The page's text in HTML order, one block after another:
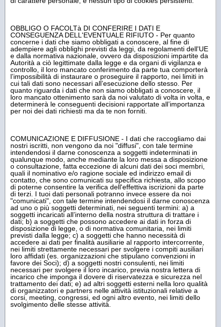
OBBLIGO O FACOLTà DI CONFERIRE I DATI E
CONSEGUENZA DELL'EVENTUALE RIFIUTO - Per quanto
concerne i dati che siamo obbligati a conoscere, al fine di
adempiere agli obblighi previsti da leggi, da regolamenti dell'UE
e dalla normativa nazionale, ovvero da disposizioni impartite da
Autorità a ciò legittimate dalla legge e da organi di vigilanza e
controllo, il loro mancato conferimento da parte tua comporterà
l’impossibilità di instaurare o proseguire il rapporto, nei limiti in
cui tali dati sono necessari all’esecuzione dello stesso. Per
quanto riguarda i dati che non siamo obbligati a conoscere, il
loro mancato ottenimento sarà da noi valutato di volta in volta, e
determinerà le conseguenti decisioni rapportate all’importanza
per noi dei dati richiesti ma da te non forniti.
COMUNICAZIONE E DIFFUSIONE - I dati che raccogliamo dai
nostri iscritti, non vengono da noi "diffusi", con tale termine
intendendosi il darne conoscenza a soggetti indeterminati in
qualunque modo, anche mediante la loro messa a disposizione
o consultazione, fatta eccezione di alcuni dati dei soci membri,
quali il nominativo e/o ragione sociale ed indirizzo email di
contatto, che sono comunicati su specifica richiesta, allo scopo
di poterne consentire la verifica dell'effettiva iscrizioni da parte
di terzi. I tuoi dati personali potranno invece essere da noi
"comunicati", con tale termine intendendosi il darne conoscenza
ad uno o più soggetti determinati, nei seguenti termini: a) a
soggetti incaricati all’interno della nostra struttura di trattare i
dati; b) a soggetti che possono accedere ai dati in forza di
disposizione di legge, o di normativa comunitaria, nei limiti
previsti dalla legge; c) a soggetti che hanno necessità di
accedere ai dati per finalità ausiliarie al rapporto intercorrente,
nei limiti strettamente necessari per svolgere i compiti ausiliari
loro affidati (es. organizzazioni che stipulano convenzioni in
favore dei Soci); d) a soggetti nostri consulenti, nei limiti
necessari per svolgere il loro incarico, previa nostra lettera di
incarico che imponga il dovere di riservatezza e sicurezza nel
trattamento dei dati; e) ad altri soggetti esterni nella loro qualità
di organizzatori e partners nelle attività istituzionali relative a
corsi, meeting, congressi, ed ogni altro evento, nei limiti dello
svolgimento delle stesse attività.